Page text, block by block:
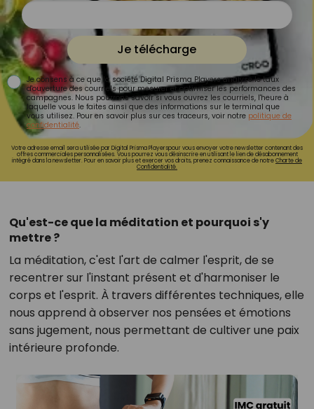
Je télécharge
Je consens à ce que la société Digital Prisma Players analyse le taux
d'ouverture des courriels pour mesurer et optimiser les performances des
campagnes. Nous pourrons savoir si vous ouvrez les courriels, l'heure à
laquelle vous le faites ainsi que des informations sur le terminal que
vous utilisez. Pour en savoir plus sur ces traceurs, voir notre politique de
confidentialité.
Votre adresse email sera utilisée par Digital Prisma Playerspour vous envoyer votre newsletter contenant des
offres commerciales personnalisées. Vous pourrez vous désinscrire en utilisant le lien de désabonnement
intégré dans la newsletter. Pour en savoir plus et exercer vos droits, prenez connaissance de notreCharte de
Confidentialité.
Qu'est-ce que la méditation et pourquoi s'y
mettre ?
La méditation, c'est l'art de calmer l'esprit, de se
recentrer sur l'instant présent et d'harmoniser le
corps et l'esprit. À travers différentes techniques, elle
nous apprend à observer nos pensées et émotions
sans jugement, nous permettant de cultiver une paix
intérieure profonde.